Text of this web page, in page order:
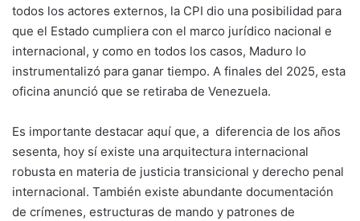
todos los actores externos, la CPI dio una posibilidad para
que el Estado cumpliera con el marco jurídico nacional e
internacional, y como en todos los casos, Maduro lo
instrumentalizó para ganar tiempo. A finales del 2025, esta
oficina anunció que se retiraba de Venezuela.
Es importante destacar aquí que, a diferencia de los años
sesenta, hoy sí existe una arquitectura internacional
robusta en materia de justicia transicional y derecho penal
internacional. También existe abundante documentación
de crímenes, estructuras de mando y patrones de